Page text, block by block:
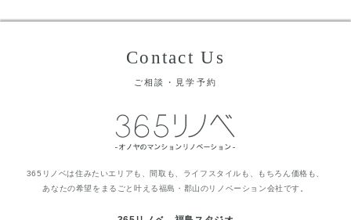
Contact Us
ご相談・見学予約
365リノベは住みたいエリアも、間取も、ライフスタイルも、もちろん価格も、
あなたの希望をまるごと叶える福島・郡山のリノベーション会社です。